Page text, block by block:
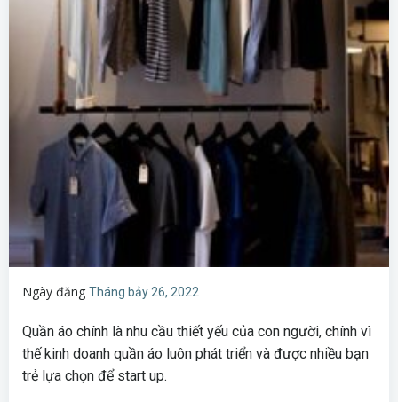
Ngày đăng Tháng bảy 26, 2022
Quần áo chính là nhu cầu thiết yếu của con người, chính vì
thế kinh doanh quần áo luôn phát triển và được nhiều bạn
trẻ lựa chọn để start up.